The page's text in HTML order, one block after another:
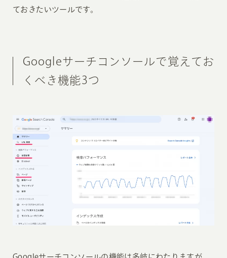
ておきたいツールです。
Googleサーチコンソールで覚えてお
くべき機能3つ